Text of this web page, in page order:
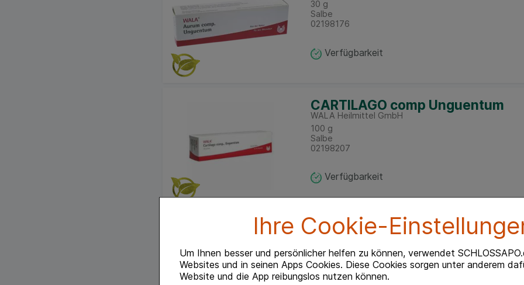
Ihre Cookie-
Um Ihnen besser und persönlicher helfen zu können, verwendet
Websites und in seinen Apps Cookies. Diese Cookies sorgen unter anderem
Website und die App reibungslos nutzen können.
30 g
Salbe
02198176
Verfügbarkeit
CARTILAGO comp Unguentum
WALA Heilmittel GmbH
100 g
Salbe
02198207
Verfügbarkeit
CARTILAGO comp Unguentum
30g
Salbe
02198199